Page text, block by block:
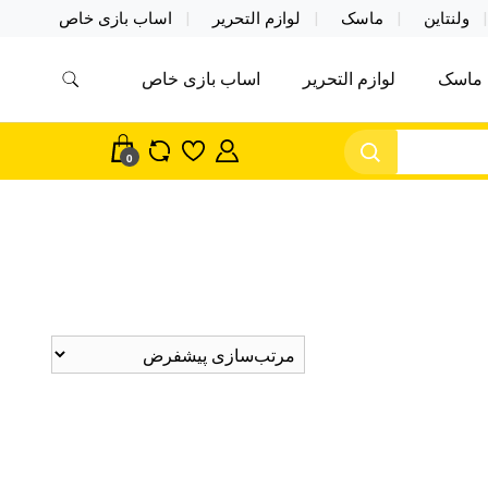
ولنتاین ماسک لوازم التحریر اساب بازی خاص
اکسسوری ماسک در واردات مستقیم
ماسک لوازم التحریر اساب بازی خاص
0